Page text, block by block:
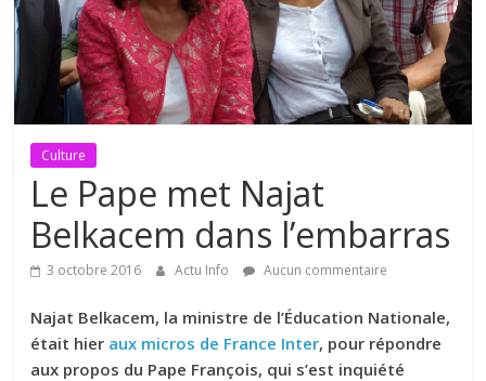
Culture
Le Pape met Najat
Belkacem dans l’embarras
3 octobre 2016 Actu Info Aucun commentaire
Najat Belkacem, la ministre de l’Éducation Nationale,
était hier aux micros de France Inter, pour répondre
aux propos du Pape François, qui s’est inquiété